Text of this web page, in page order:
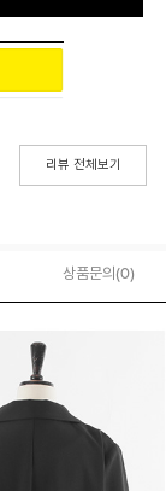
리뷰 전체보기
상품문의 (0)